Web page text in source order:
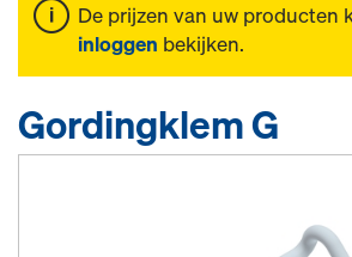
De prijzen van uw producten
inloggen bekijken.
Gordingklem G